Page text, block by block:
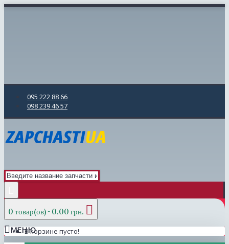
095 222 88 66
098 239 46 57
0 товар(ов) - 0.00 грн.
В корзине пусто!
МЕНЮ